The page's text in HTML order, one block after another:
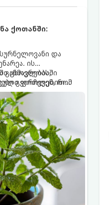
ქოთანში:
და
ის
ცხოვრებას,
გვირჩევენ, რომ
რადგან
ის ფესვებით
და სხვა
ფოთლებით